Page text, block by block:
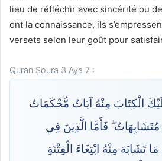
lieu de réfléchir avec sincérité ou
ont la connaissance, ils
versets selon leur goût pour
Quran Soura 3 Aya 7 :
الْكِتَابَ مِنْهُ آيَاتٌ مُّحْكَمَاتٌ
فَأَمَّا الَّذِينَ فِي
تَشَابَهَ مِنْهُ ابْتِغَاءَ الْفِتْنَةِ